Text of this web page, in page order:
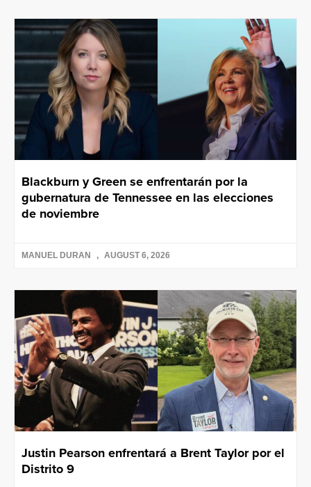
Blackburn y Green se enfrentarán por la
gubernatura de Tennessee en las elecciones
de noviembre
MANUEL DURAN AUGUST 6, 2026
Justin Pearson enfrentará a Brent Taylor por el
Distrito 9